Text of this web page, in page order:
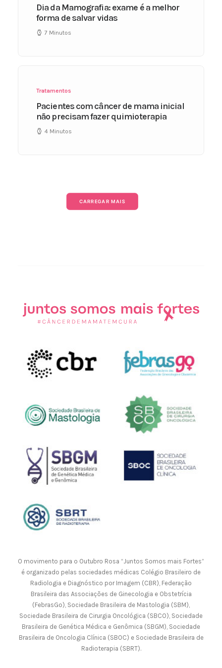
Dia da Mamografia: exame é a melhor
forma de salvar vidas
7 Minutos
Tratamentos
Pacientes com câncer de mama inicial
não precisam fazer quimioterapia
4 Minutos
CARREGAR MAIS
O movimento para o Outubro Rosa “Juntos Somos mais Fortes”
é organizado pelas sociedades médicas Colégio Brasileiro de
Radiologia e Diagnóstico por Imagem (CBR), Federação
Brasileira das Associações de Ginecologia e Obstetrícia
(FebrasGo), Sociedade Brasileira de Mastologia (SBM),
Sociedade Brasileira de Cirurgia Oncológica (SBCO), Sociedade
Brasileira de Genética Médica e Genômica (SBGM), Sociedade
Brasileira de Oncologia Clínica (SBOC) e Sociedade Brasileira de
Radioterapia (SBRT).